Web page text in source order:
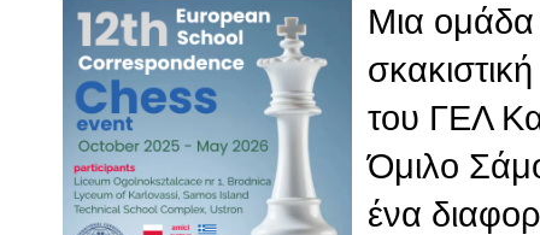
Μια ομάδα
του ΓΕΛ
Όμιλο
ένα